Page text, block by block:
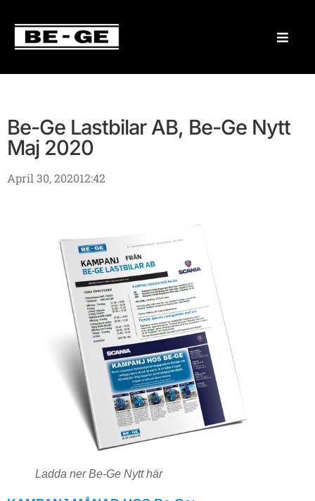
Be-Ge Lastbilar AB, Be-Ge Nytt
Maj 2020
April 30, 202012:42
Ladda ner Be-Ge Nytt här